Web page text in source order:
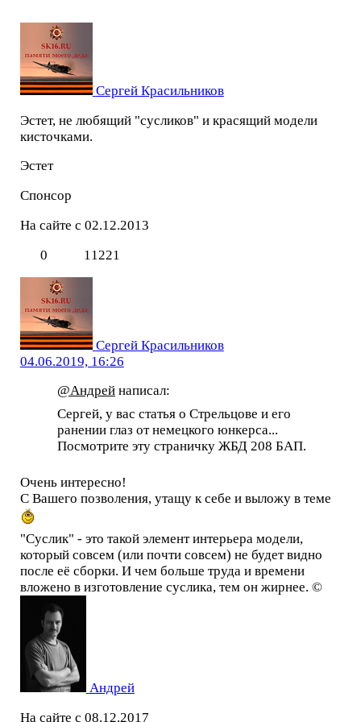
Сергей Красильников
Эстет, не любящий "сусликов" и красящий модели
кисточками.
Эстет
Спонсор
На сайте с 02.12.2013
0
11221
Сергей Красильников
04.06.2019, 16:26
@Андрейнаписал:
Сергей, у вас статья о Стрельцове и его
ранении глаз от немецкого юнкерса...
Посмотрите эту страничку ЖБД 208 БАП.
Очень интересно!
С Вашего позволения, утащу к себе и выложу в теме
"Суслик" - это такой элемент интерьера модели,
который совсем (или почти совсем) не будет видно
после её сборки. И чем больше труда и времени
вложено в изготовление суслика, тем он жирнее. ©
Андрей
На сайте с 08.12.2017